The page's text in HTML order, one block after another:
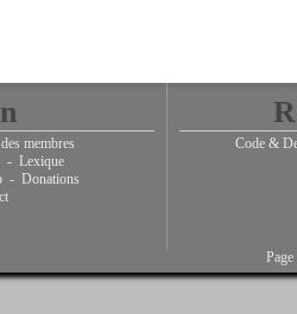
membres
- Lexique
- Donations
Code &